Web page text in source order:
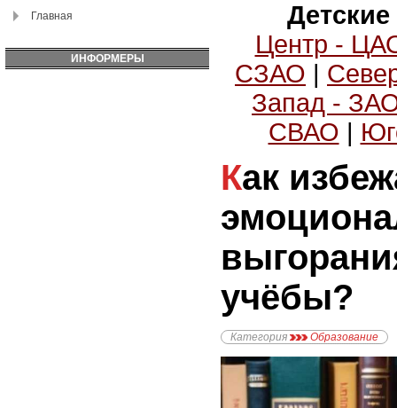
Главная
ИНФОРМЕРЫ
Центр -
СЗАО |
Запад -
СВАО |
Как избежать
учёбы?
Категория Образование